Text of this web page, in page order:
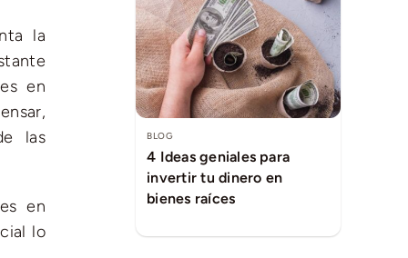
la
en
las
en
lo
BLOG
4 Ideas geniales para
invertir tu dinero en
bienes raíces